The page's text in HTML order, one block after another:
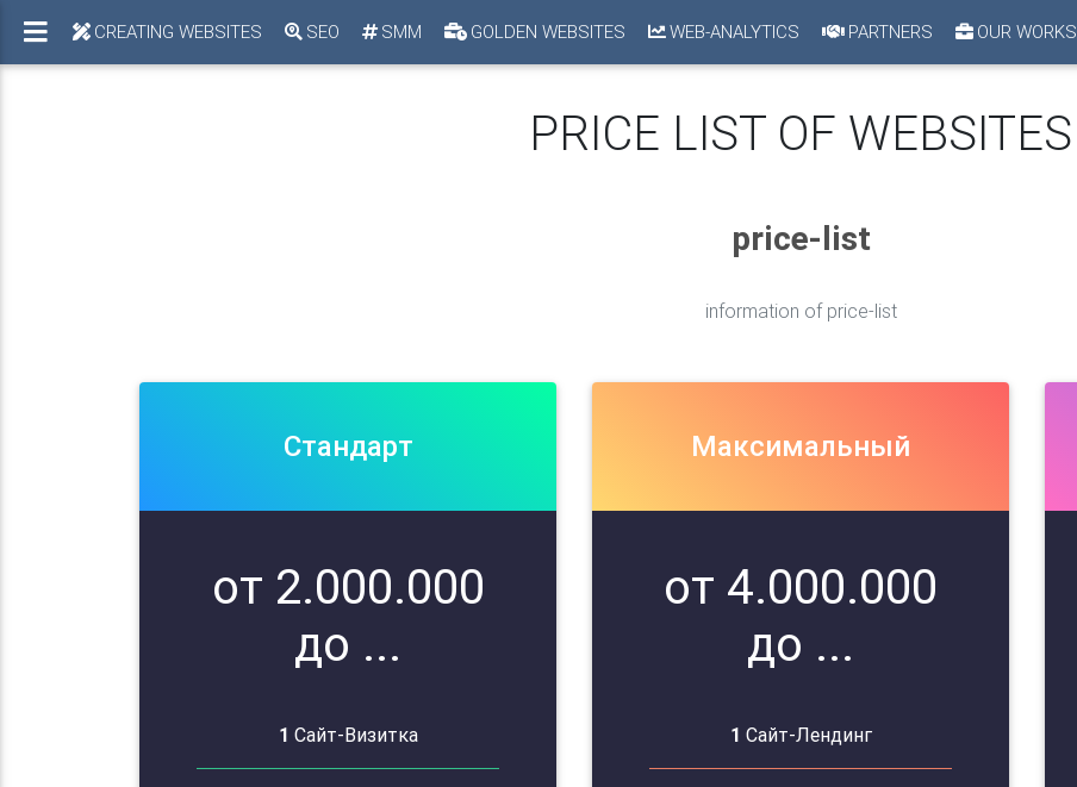
CREATING WEBSITES SEO SMM GOLDEN WEBSITES WEB-ANALYTICS PARTNERS OUR WORKS
PRICE LIST OF WEBSITES
price-list
information of price-list
Стандарт
от 2.000.000
до ...
1 Сайт-Визитка
Максимальный
от 4.000.000
до ...
1 Сайт-Лендинг